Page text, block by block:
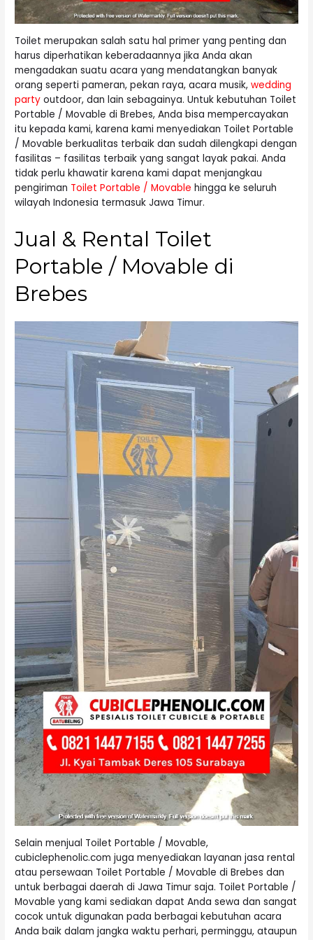
Toilet merupakan salah satu hal primer yang penting dan
harus diperhatikan keberadaannya jika Anda akan
mengadakan suatu acara yang mendatangkan banyak
orang seperti pameran, pekan raya, acara musik,wedding
party outdoor, dan lain sebagainya. Untuk kebutuhan Toilet
Portable / Movable di Brebes, Anda bisa mempercayakan
itu kepada kami, karena kami menyediakan Toilet Portable
/ Movable berkualitas terbaik dan sudah dilengkapi dengan
fasilitas – fasilitas terbaik yang sangat layak pakai. Anda
tidak perlu khawatir karena kami dapat menjangkau
pengiriman Toilet Portable / Movable hingga ke seluruh
wilayah Indonesia termasuk Jawa Timur.
Jual & Rental Toilet
Portable / Movable di
Brebes
Selain menjual Toilet Portable / Movable,
cubiclephenolic.com juga menyediakan layanan jasa rental
atau persewaan Toilet Portable / Movable di Brebes dan
untuk berbagai daerah di Jawa Timur saja. Toilet Portable /
Movable yang kami sediakan dapat Anda sewa dan sangat
cocok untuk digunakan pada berbagai kebutuhan acara
Anda baik dalam jangka waktu perhari, perminggu, ataupun